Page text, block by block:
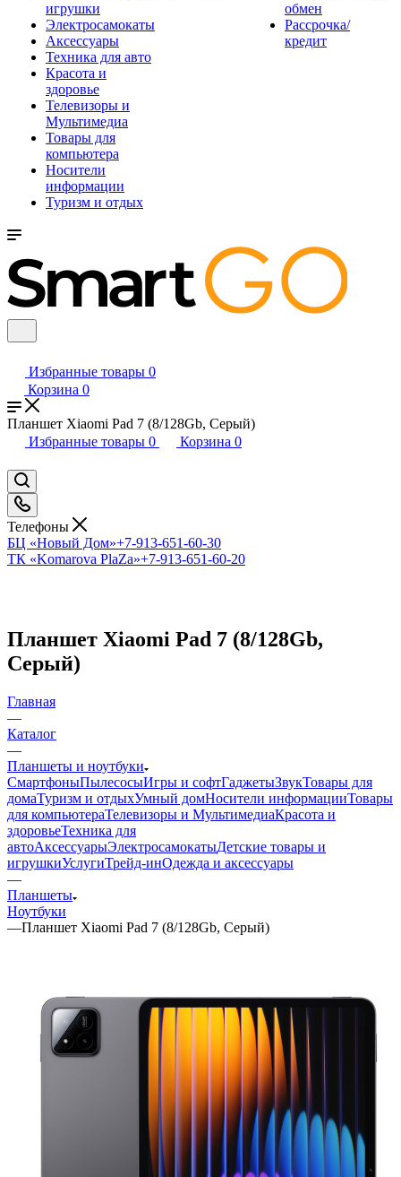
игрушки
Электросамокаты
Аксессуары
Техника для авто
Красота и
здоровье
Телевизоры и
Мультимедиа
Товары для
компьютера
Носители
информации
Туризм и отдых
обмен
Рассрочка/
кредит
Избранные товары 0
Корзина 0
Планшет Xiaomi Pad 7 (8/128Gb, Серый)
Избранные товары 0 Корзина 0
Телефоны
БЦ «Новый Дом»+7-913-651-60-30
ТК «Komarova PlaZa»+7-913-651-60-20
Планшет Xiaomi Pad 7 (8/128Gb,
Серый)
Главная
—
Каталог
—
Планшеты и ноутбуки
СмартфоныПылесосыИгры и софтГаджетыЗвукТовары для
домаТуризм и отдыхУмный домНосители информацииТовары
для компьютераТелевизоры и МультимедиаКрасота и
здоровьеТехника для
автоАксессуарыЭлектросамокатыДетские товары и
игрушкиУслугиТрейд-инОдежда и аксессуары
—
Планшеты
Ноутбуки
—Планшет Xiaomi Pad 7 (8/128Gb, Серый)